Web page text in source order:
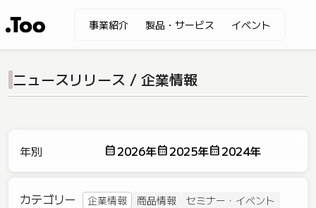
事業紹介 製品・サービス イベント
ニュースリリース / 企業情報
年別 2026年 2025年 2024年
カテゴリー
企業情報 商品情報
セミナー・イベント